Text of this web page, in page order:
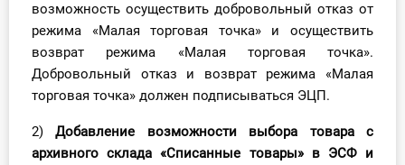
возможность осуществить добровольный отказ от
режима «Малая торговая точка» и осуществить
возврат режима «Малая торговая точка».
Добровольный отказ и возврат режима «Малая
торговая точка» должен подписываться ЭЦП.
2)Добавление возможности выбора товара с
архивного склада «Списанные товары» в ЭСФ и